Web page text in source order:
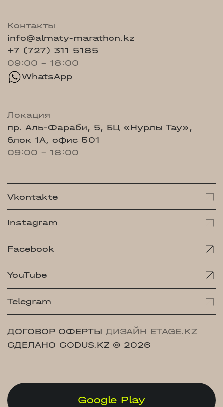
Контакты
info@almaty-marathon.kz
+7 (727) 311 5185
09:00 - 18:00
WhatsApp
Локация
пр. Аль-Фараби, 5, БЦ «Нурлы Тау»,
блок 1А, офис 501
09:00 - 18:00
Vkontakte
Instagram
Facebook
YouTube
Telegram
ДОГОВОР ОФЕРТЫ ДИЗАЙН ETAGE.KZ
СДЕЛАНО CODUS.KZ © 2026
Google Play